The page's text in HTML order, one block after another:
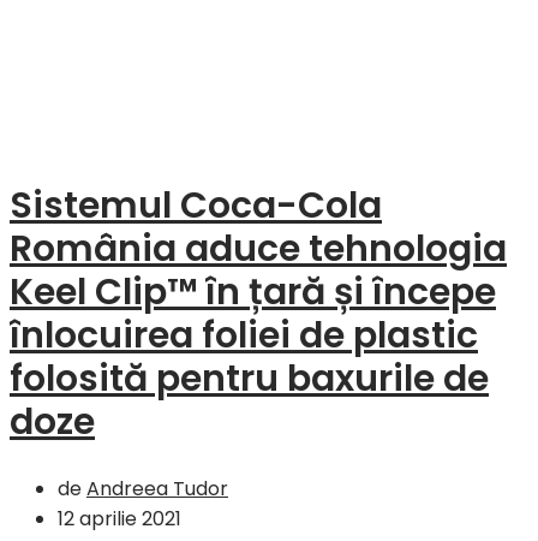
Sistemul Coca-Cola
România aduce tehnologia
Keel Clip™ în țară și începe
înlocuirea foliei de plastic
folosită pentru baxurile de
doze
deAndreea Tudor
12 aprilie 2021